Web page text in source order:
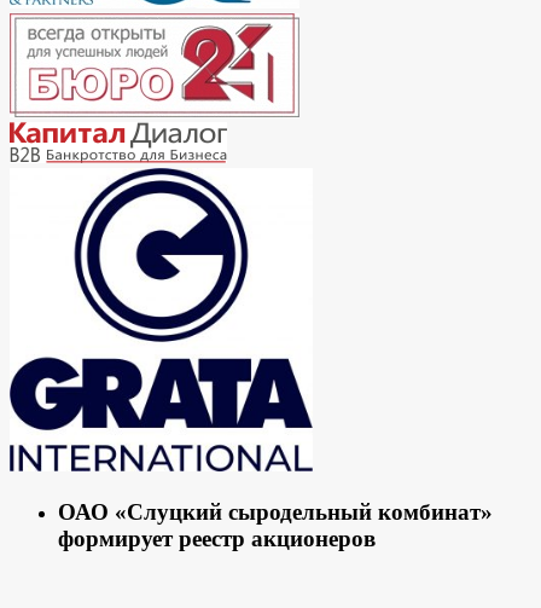
ОАО «Слуцкий сыродельный комбинат»
формирует реестр акционеров